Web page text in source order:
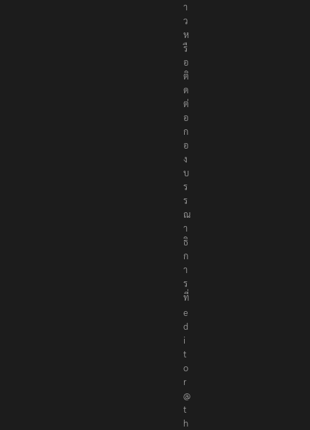
า
ว
ห
รื
อ
ติ
ด
ต่
อ
ก
อ
ง
บ
ร
ร
ณ
า
ธิ
ก
า
ร
ที่
e
d
i
t
o
r
@
t
h